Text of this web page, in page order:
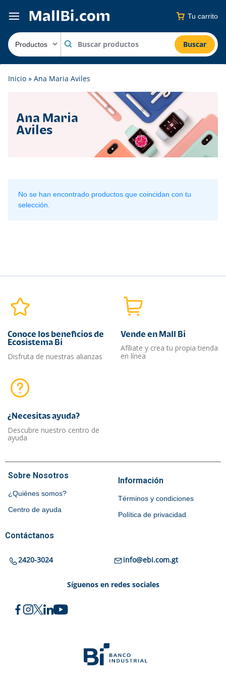
Tu carrito
Buscar
Inicio » Ana Maria Aviles
Ana Maria
Aviles
No se han encontrado productos que coincidan con tu
selección.
Conoce los beneficios de
Ecosistema Bi
Disfruta de nuestras alianzas
Vende en Mall Bi
Afíliate y crea tu propia tienda
en línea
¿Necesitas ayuda?​
Descubre nuestro centro de
ayuda
Sobre Nosotros
¿Quiénes somos?
Centro de ayuda
Información
Términos y condiciones
Política de privacidad
Contáctanos
2420-3024 info@ebi.com.gt
Síguenos en redes sociales